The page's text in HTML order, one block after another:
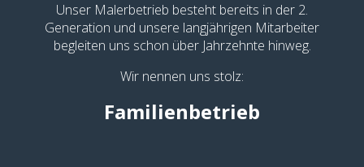
Unser Malerbetrieb besteht bereits in der 2.
Generation und unsere langjährigen Mitarbeiter
begleiten uns schon über Jahrzehnte hinweg.
Wir nennen uns stolz:
Familienbetrieb